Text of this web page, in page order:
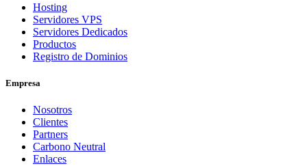
Hosting
Servidores VPS
Servidores Dedicados
Productos
Registro de Dominios
Empresa
Nosotros
Clientes
Partners
Carbono Neutral
Enlaces